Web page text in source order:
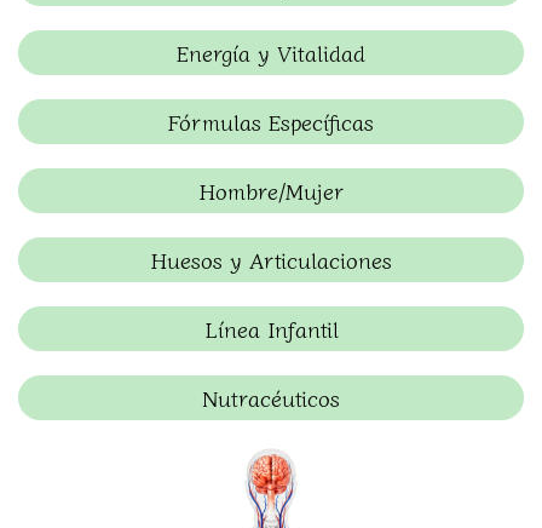
Energía y Vitalidad
Fórmulas Específicas
Hombre/Mujer
Huesos y Articulaciones
Línea Infantil
Nutracéuticos